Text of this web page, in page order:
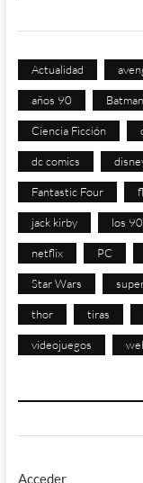
Actualidad
años 90 Batman
Ciencia Ficción
dc comics
Fantastic Four
jack kirby los 90
netflix PC
Star Wars
thor tiras
videojuegos
Acceder